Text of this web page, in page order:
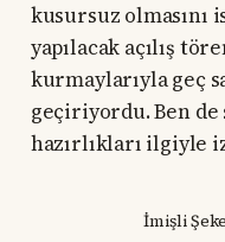
kusursuz
yapılacak açılış
kurmaylarıyla geç
geçiriyordu. Ben de
hazırlıkları ilgiyle
İmişli